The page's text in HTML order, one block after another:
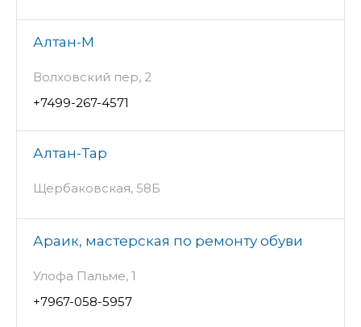
Алтан-М
Волховский пер, 2
+7499-267-4571
Алтан-Тар
Щербаковская, 58Б
Араик, мастерская по ремонту обуви
Улофа Пальме, 1
+7967-058-5957